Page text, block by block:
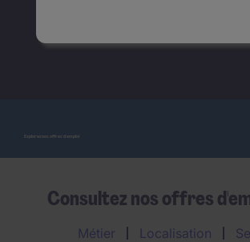
Explorez nos offres d'emploi
Consultez nos offres
Métier Localisation